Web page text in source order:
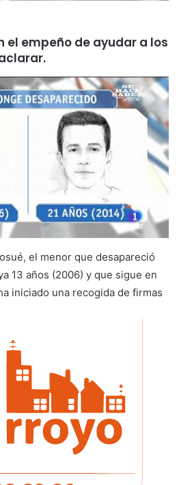
el empeño de ayudar a los
el menor que desapareció
13 años (2006) y que sigue en
iniciado una recogida de firmas